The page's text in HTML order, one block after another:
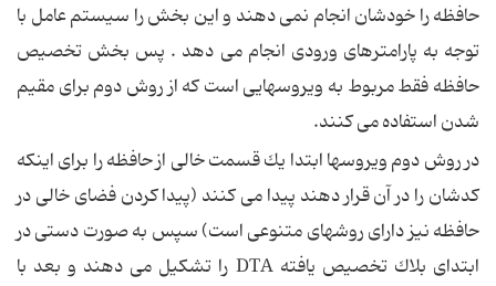
حافظه را خودشان انجام نمی دهند و این بخش را سیستم عامل با
توجه به پارامترهای ورودی انجام می دهد . پس بخش تخصیص
حافظه فقط مربوط به ویروسهایی است كه از روش دوم برای مقیم
شدن استفاده می كنند.
در روش دوم ویروسها ابتدا یك قسمت خالی از حافظه را برای اینكه
كدشان را در آن قرار دهند پیدا می كنند (پیدا كردن فضای خالی در
حافظه نیز دارای روشهای متنوعی است) سپس به صورت دستی در
ابتدای بلاك تخصیص یافته DTA را تشكیل می دهند و بعد با